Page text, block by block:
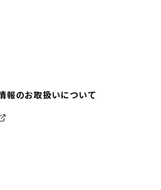
報のお取扱いについて